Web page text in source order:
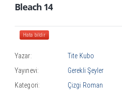
Bleach 14
Hata bildir
Yazar:
Tite Kubo
Yayınevi:
Gerekli Şeyler
Kategori:
Çizgi Roman